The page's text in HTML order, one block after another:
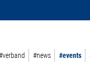
#news #events